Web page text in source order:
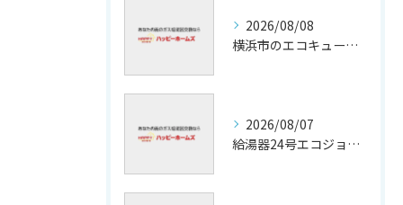
2026/08/08
横浜市のエコキュート補助金活用法
2026/08/07
給湯器24号エコジョーズの省エネ技術解説